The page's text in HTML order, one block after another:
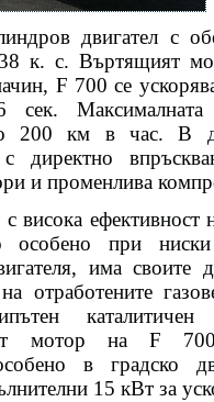
двигател с
к. с. Въртящият
F 700 се
Максималната
200 км в час. В
директно
и променлива
висока ефективност
особено при
има своите
отработените
каталитичен
мотор на F
в градско
15 кВт за